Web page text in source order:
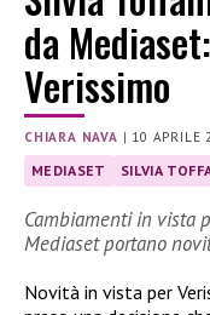
da
Verissimo
CHIARA NAVA | 10 APRILE
MEDIASET SILVIA
Cambiamenti in vista
Mediaset portano
Novità in vista per